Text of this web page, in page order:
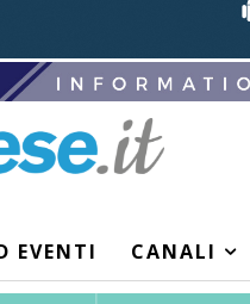
EVENTI CANALI